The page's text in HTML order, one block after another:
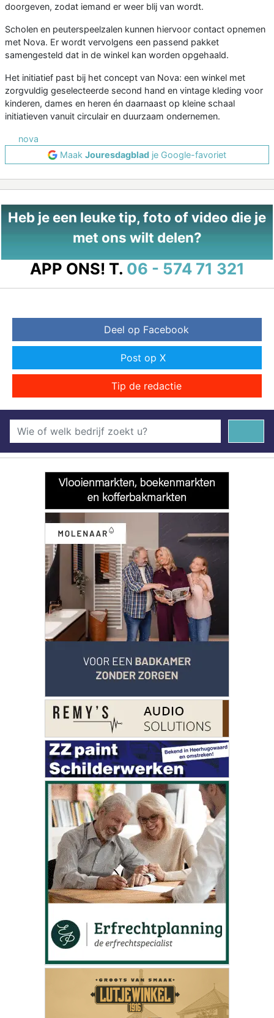
doorgeven, zodat iemand er weer blij van wordt.
Scholen en peuterspeelzalen kunnen hiervoor contact opnemen
met Nova. Er wordt vervolgens een passend pakket
samengesteld dat in de winkel kan worden opgehaald.
Het initiatief past bij het concept van Nova: een winkel met
zorgvuldig geselecteerde second hand en vintage kleding voor
kinderen, dames en heren én daarnaast op kleine schaal
initiatieven vanuit circulair en duurzaam ondernemen.
nova
Maak Jouresdagblad je Google-favoriet
Heb je een leuke tip, foto of video die je
met ons wilt delen?
APP ONS! T. 06 - 574 71 321
Deel op Facebook
Post op X
Tip de redactie